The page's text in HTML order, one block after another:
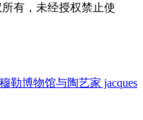
有，未经授权禁止使
勒博物馆与陶艺家 jacques